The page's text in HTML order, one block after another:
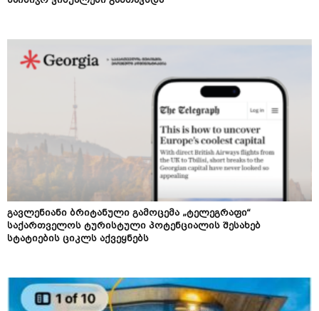
გავლენიანი ბრიტანული გამოცემა „ტელეგრაფი“
საქართველოს ტურისტული პოტენციალის შესახებ
სტატიების ციკლს აქვეყნებს